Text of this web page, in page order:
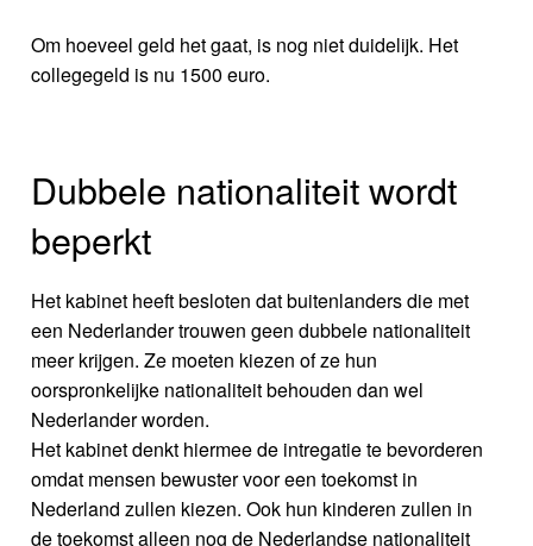
Om hoeveel geld het gaat, is nog niet duidelijk. Het
collegegeld is nu 1500 euro.
Dubbele nationaliteit wordt
beperkt
Het kabinet heeft besloten dat buitenlanders die met
een Nederlander trouwen geen dubbele nationaliteit
meer krijgen. Ze moeten kiezen of ze hun
oorspronkelijke nationaliteit behouden dan wel
Nederlander worden.
Het kabinet denkt hiermee de intregatie te bevorderen
omdat mensen bewuster voor een toekomst in
Nederland zullen kiezen. Ook hun kinderen zullen in
de toekomst alleen nog de Nederlandse nationaliteit